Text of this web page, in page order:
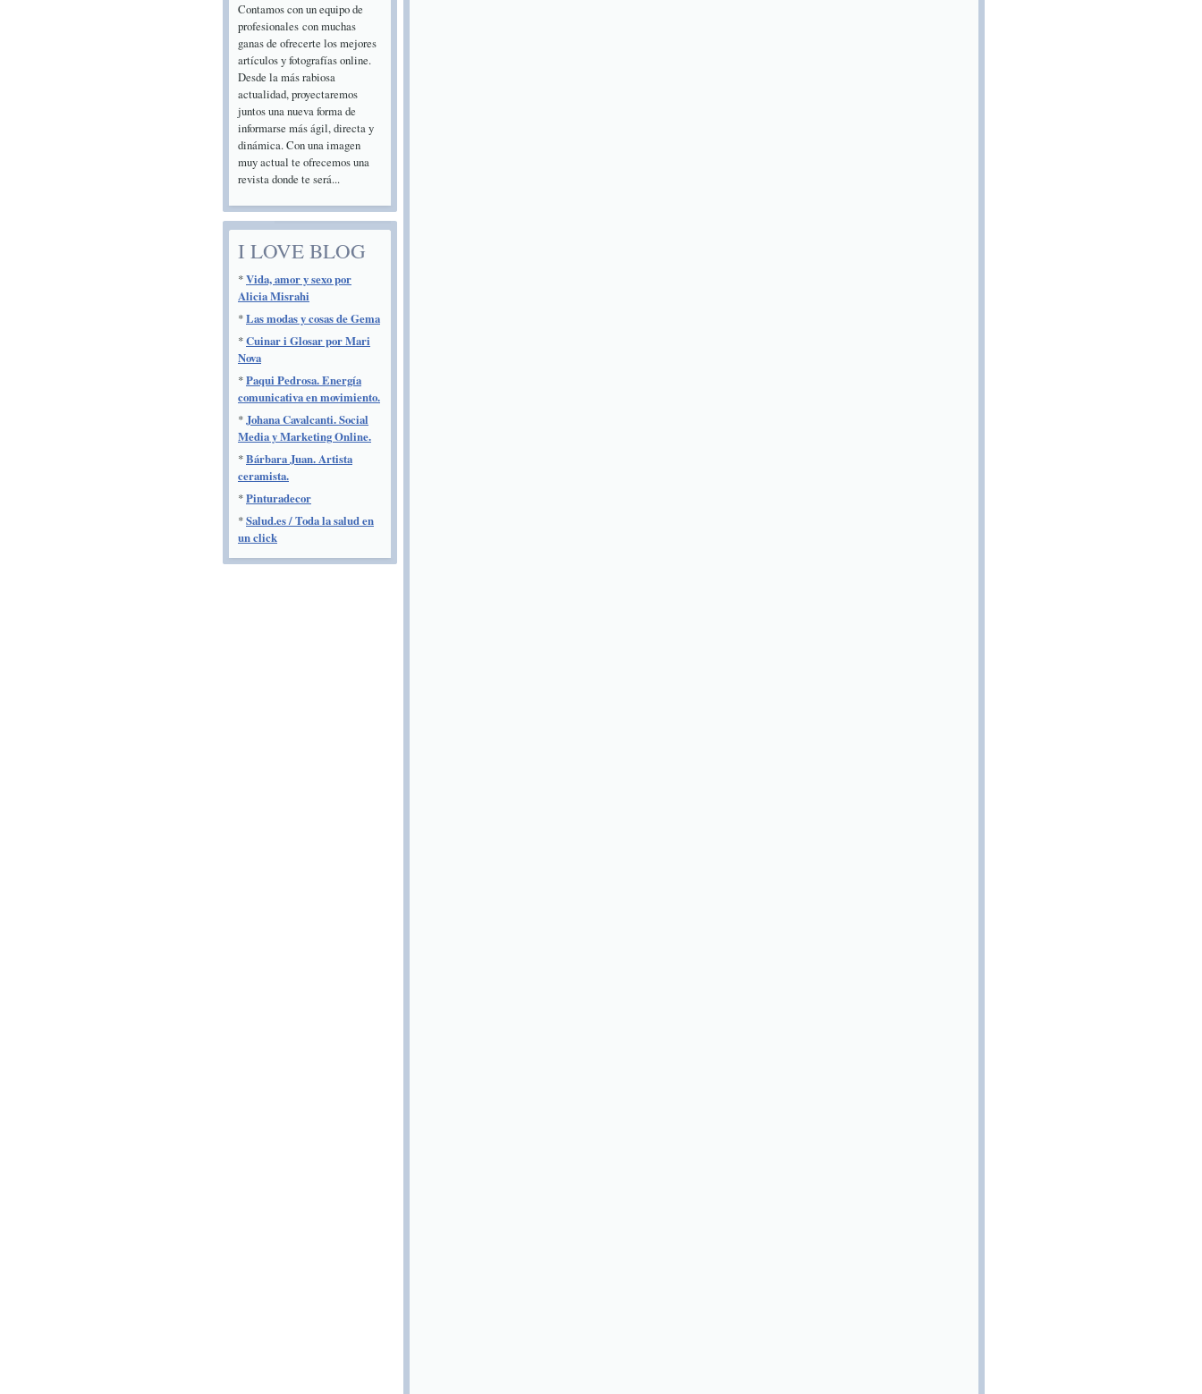
Contamos con un equipo de
profesionales con muchas
ganas de ofrecerte los mejores
artículos y fotografías online.
Desde la más rabiosa
actualidad, proyectaremos
juntos una nueva forma de
informarse más ágil, directa y
dinámica. Con una imagen
muy actual te ofrecemos una
revista donde te será...
I LOVE BLOG
*Vida, amor y sexo por
Alicia Misrahi
*Las modas y cosas de Gema
*Cuinar i Glosar por Mari
Nova
*Paqui Pedrosa. Energía
comunicativa en movimiento.
*Johana Cavalcanti. Social
Media y Marketing Online.
*Bárbara Juan. Artista
ceramista.
*Pinturadecor
*Salud.es / Toda la salud en
un click